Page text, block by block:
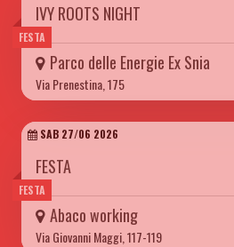
FESTA
IVY ROOTS NIGHT
Parco delle Energie Ex Snia
Via Prenestina, 175
FESTA
SAB 27/06 2026
FESTA
Abaco working
Via Giovanni Maggi, 117-119